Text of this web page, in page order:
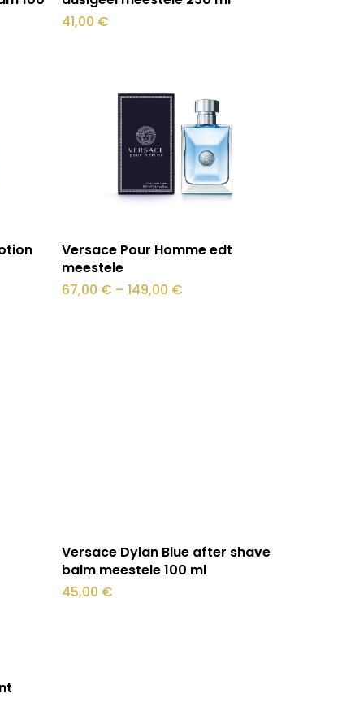
41,00 €
Vali
tootel
on
Versace Pour Homme edt
meestele
67,00 € – 149,00 €
Lisa korvi
Versace Dylan Blue after shave
balm meestele 100 ml
45,00 €